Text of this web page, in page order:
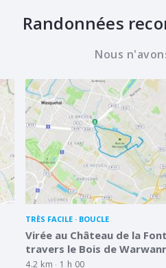
Randonnées
Nous
TRÈS FACILE BOUCLE
Virée au Château de la
travers le Bois de
4.2 km 1 h 00